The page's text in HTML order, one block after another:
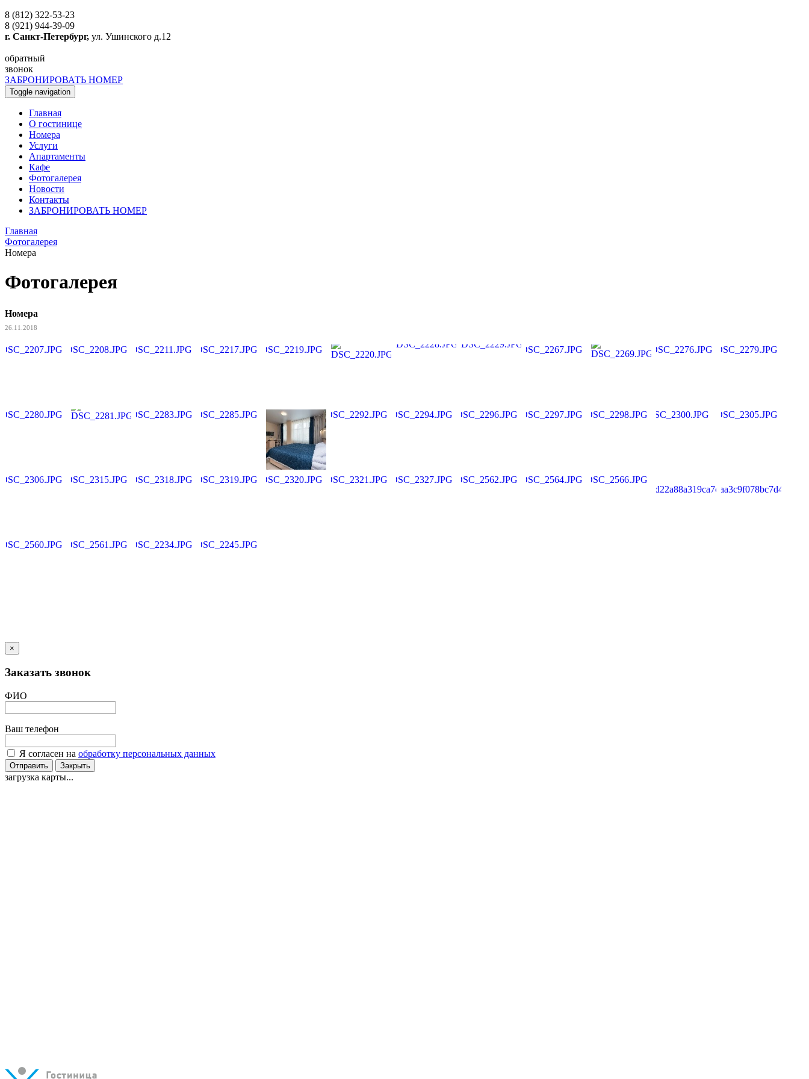
8 (812) 322-53-23
8 (921) 944-39-09
г. Санкт-Петербург, ул. Ушинского д.12
обратный
звонок
ЗАБРОНИРОВАТЬ НОМЕР
Toggle navigation
Главная
O гостинице
Номера
Услуги
Апартаменты
Кафе
Фотогалерея
Новости
Контакты
ЗАБРОНИРОВАТЬ НОМЕР
Главная
Фотогалерея
Номера
Фотогалерея
Номера
26.11.2018
×
Заказать звонок
ФИО
Ваш телефон
Я согласен на обработку персональных данных
Отправить Закрыть
загрузка карты...